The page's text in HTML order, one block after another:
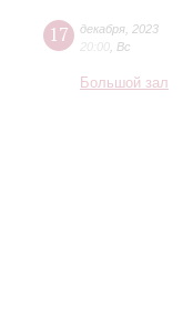
17 декабря 2023
20:00 Вс
Большой зал